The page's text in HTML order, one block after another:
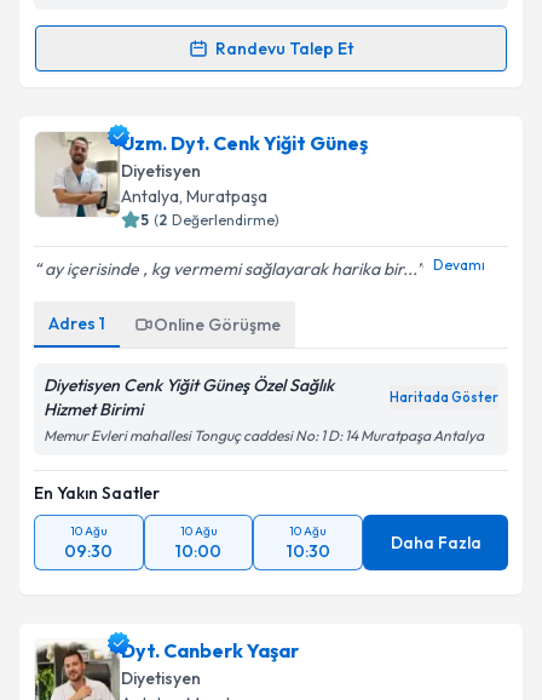
Randevu Talep Et
Randevu Takvimi Talebi
Dyt. Serap Akçayiçin randevu takvimi talebi
oluşturun. Size bu uzmandan randevu almanız için bir
takvim hazırlandığında e-posta ile bilgilendireceğiz.
Metni'ni okudum ve kişisel verilerimin belirtilen
kapsamda işlenmesini kabul ediyorum.
Uzm. Dyt. Cenk Yiğit Güneş
Diyetisyen
Antalya, Muratpaşa
5 (2 Değerlendirme)
ay içerisinde , kg vermemi sağlayarak harika bir... Devamı
Adres 1 Online Görüşme
Diyetisyen Cenk Yiğit Güneş Özel Sağlık
Hizmet Birimi
Haritada Göster
Memur Evleri mahallesi Tonguç caddesi No: 1 D: 14 Muratpaşa Antalya
En Yakın Saatler
10 Ağu
09:30
10 Ağu
10:00
10 Ağu
10:30 Daha Fazla
Dyt. Canberk Yaşar
Diyetisyen